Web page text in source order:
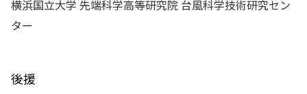
横浜国立大学 先端科学高等研究院 台風科学技術研究セン
ター
後援